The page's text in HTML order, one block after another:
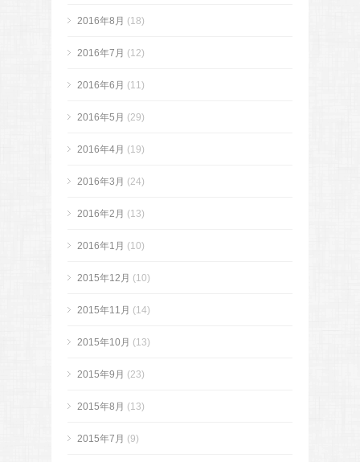
2016年8月 (18)
2016年7月 (12)
2016年6月 (11)
2016年5月 (29)
2016年4月 (19)
2016年3月 (24)
2016年2月 (13)
2016年1月 (10)
2015年12月 (10)
2015年11月 (14)
2015年10月 (13)
2015年9月 (23)
2015年8月 (13)
2015年7月 (9)